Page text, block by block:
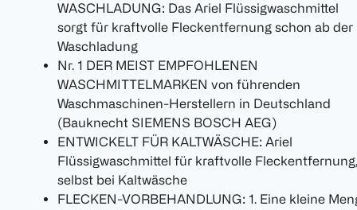
WASCHLADUNG: Das Ariel Flüssigwaschmittel
sorgt für kraftvolle Fleckentfernung schon ab der
Waschladung
Nr. 1 DER MEIST EMPFOHLENEN
WASCHMITTELMARKEN von führenden
Waschmaschinen-Herstellern in Deutschland
(Bauknecht SIEMENS BOSCH AEG)
ENTWICKELT FÜR KALTWÄSCHE: Ariel
Flüssigwaschmittel für kraftvolle Fleckentfernung,
selbst bei Kaltwäsche
FLECKEN-VORBEHANDLUNG: 1. Eine kleine